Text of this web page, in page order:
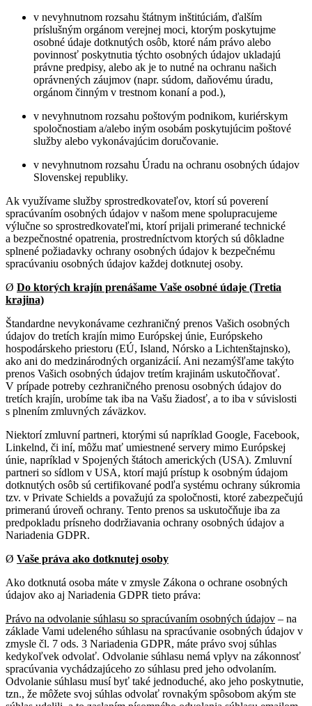
v nevyhnutnom rozsahu štátnym inštitúciám, ďalším
príslušným orgánom verejnej moci, ktorým poskytujme
osobné údaje dotknutých osôb, ktoré nám právo alebo
povinnosť poskytnutia týchto osobných údajov ukladajú
právne predpisy, alebo ak je to nutné na ochranu našich
oprávnených záujmov (napr. súdom, daňovému úradu,
orgánom činným v trestnom konaní a pod.),
v nevyhnutnom rozsahu poštovým podnikom, kuriérskym
spoločnostiam a/alebo iným osobám poskytujúcim poštové
služby alebo vykonávajúcim doručovanie.
v nevyhnutnom rozsahu Úradu na ochranu osobných údajov
Slovenskej republiky.
Ak využívame služby sprostredkovateľov, ktorí sú poverení
spracúvaním osobných údajov v našom mene spolupracujeme
výlučne so sprostredkovateľmi, ktorí prijali primerané technické
a bezpečnostné opatrenia, prostredníctvom ktorých sú dôkladne
splnené požiadavky ochrany osobných údajov k bezpečnému
spracúvaniu osobných údajov každej dotknutej osoby.
Ø Do ktorých krajín prenášame Vaše osobné údaje (Tretia
krajina)
Štandardne nevykonávame cezhraničný prenos Vašich osobných
údajov do tretích krajín mimo Európskej únie, Európskeho
hospodárskeho priestoru (EÚ, Island, Nórsko a Lichtenštajnsko),
ako ani do medzinárodných organizácií. Ani nezamýšľame takýto
prenos Vašich osobných údajov tretím krajinám uskutočňovať.
V prípade potreby cezhraničného prenosu osobných údajov do
tretích krajín, urobíme tak iba na Vašu žiadosť, a to iba v súvislosti
s plnením zmluvných záväzkov.
Niektorí zmluvní partneri, ktorými sú napríklad Google, Facebook,
Linkelnd, či iní, môžu mať umiestnené servery mimo Európskej
únie, napríklad v Spojených štátoch amerických (USA). Zmluvní
partneri so sídlom v USA, ktorí majú prístup k osobným údajom
dotknutých osôb sú certifikované podľa systému ochrany súkromia
tzv. v Private Schields a považujú za spoločnosti, ktoré zabezpečujú
primeranú úroveň ochrany. Tento prenos sa uskutočňuje iba za
predpokladu prísneho dodržiavania ochrany osobných údajov a
Nariadenia GDPR.
Ø Vaše práva ako dotknutej osoby
Ako dotknutá osoba máte v zmysle Zákona o ochrane osobných
údajov ako aj Nariadenia GDPR tieto práva:
Právo na odvolanie súhlasu so spracúvaním osobných údajov – na
základe Vami udeleného súhlasu na spracúvanie osobných údajov v
zmysle čl. 7 ods. 3 Nariadenia GDPR, máte právo svoj súhlas
kedykoľvek odvolať. Odvolanie súhlasu nemá vplyv na zákonnosť
spracúvania vychádzajúceho zo súhlasu pred jeho odvolaním.
Odvolanie súhlasu musí byť také jednoduché, ako jeho poskytnutie,
tzn., že môžete svoj súhlas odvolať rovnakým spôsobom akým ste